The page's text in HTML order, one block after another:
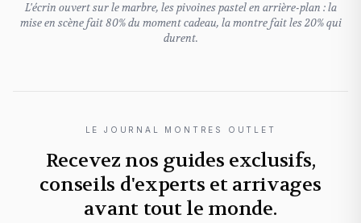
L'écrin ouvert sur le marbre, les pivoines pastel en arrière-plan : la
mise en scène fait 80% du moment cadeau, la montre fait les 20% qui
durent.
LE JOURNAL MONTRES OUTLET
Recevez nos guides exclusifs,
conseils d'experts et arrivages
avant tout le monde.